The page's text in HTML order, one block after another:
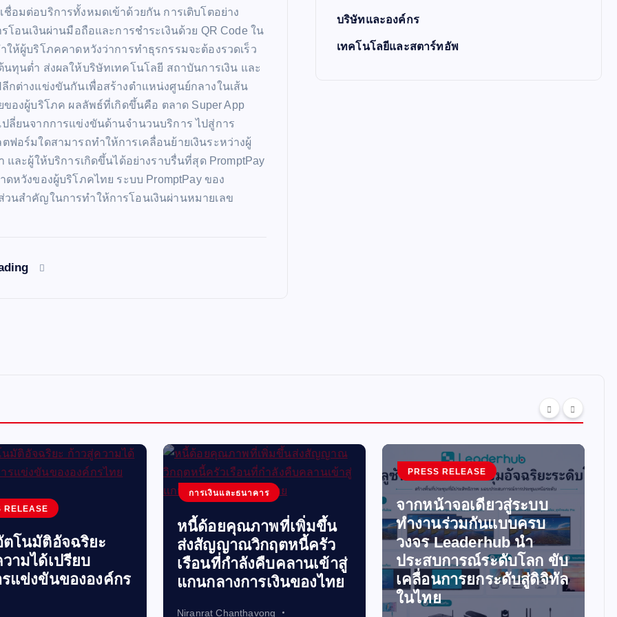
ชื่อมต่อบริการทั้งหมดเข้าด้วยกัน การเติบโตอย่าง
โอนเงินผ่านมือถือและการชำระเงินด้วย QR Code ใน
ให้ผู้บริโภคคาดหวังว่าการทำธุรกรรมจะต้องรวดเร็ว
ทุนต่ำ ส่งผลให้บริษัทเทคโนโลยี สถาบันการเงิน และ
กต่างแข่งขันกันเพื่อสร้างตำแหน่งศูนย์กลางในเส้น
ของผู้บริโภค ผลลัพธ์ที่เกิดขึ้นคือ ตลาด Super App
ปลี่ยนจากการแข่งขันด้านจำนวนบริการ ไปสู่การ
ฟอร์มใดสามารถทำให้การเคลื่อนย้ายเงินระหว่างผู้
และผู้ให้บริการเกิดขึ้นได้อย่างราบรื่นที่สุด PromptPay
ดหวังของผู้บริโภคไทย ระบบ PromptPay ของ
วนสำคัญในการทำให้การโอนเงินผ่านหมายเลข
บริษัทและองค์กร
เทคโนโลยีและสตาร์ทอัพ
RELEASE
ตโนมัติอัจฉริยะ
ามได้เปรียบ
แข่งขันขององค์กร
การเงินและธนาคาร
หนี้ด้อยคุณภาพที่เพิ่มขึ้น
ส่งสัญญาณวิกฤตหนี้ครัว
เรือนที่กำลังคืบคลานเข้าสู่
แกนกลางการเงินของไทย
Niranrat Chanthavong
PRESS RELEASE
จากหน้าจอเดียวสู่ระบบ
ทำงานร่วมกันแบบครบ
วงจร Leaderhub นำ
ประสบการณ์ระดับโลก ขับ
เคลื่อนการยกระดับสู่ดิจิทัล
ในไทย